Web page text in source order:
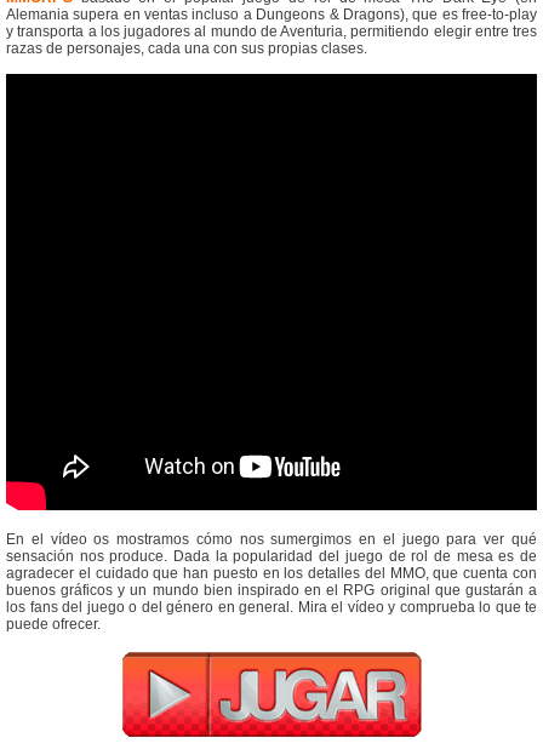
Alemania supera en ventas incluso a Dungeons & Dragons), que es free-to-play
y transporta a los jugadores al mundo de Aventuria, permitiendo elegir entre tres
razas de personajes, cada una con sus propias clases.
En el vídeo os mostramos cómo nos sumergimos en el juego para ver qué
sensación nos produce. Dada la popularidad del juego de rol de mesa es de
agradecer el cuidado que han puesto en los detalles del MMO, que cuenta con
buenos gráficos y un mundo bien inspirado en el RPG original que gustarán a
los fans del juego o del género en general. Mira el vídeo y comprueba lo que te
puede ofrecer.